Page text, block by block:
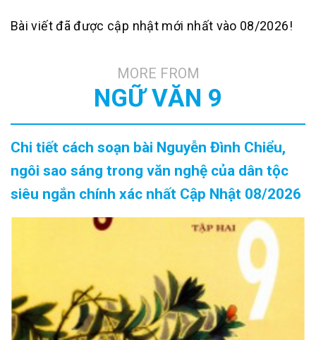
Bài viết đã được cập nhật mới nhất vào 08/2026!
MORE FROM
NGỮ VĂN 9
Chi tiết cách soạn bài Nguyễn Đình Chiểu,
ngôi sao sáng trong văn nghệ của dân tộc
siêu ngắn chính xác nhất Cập Nhật 08/2026